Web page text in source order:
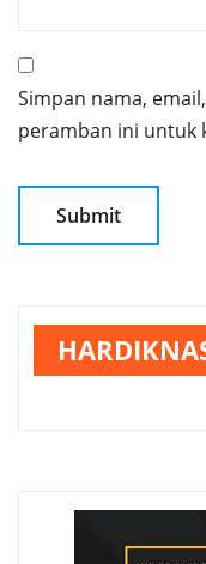
Simpan nama,
peramban ini untuk